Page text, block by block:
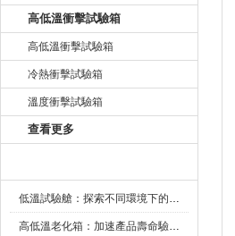
高低溫衝擊試驗箱
高低溫衝擊試驗箱
冷熱衝擊試驗箱
溫度衝擊試驗箱
查看更多
低溫試驗艙：探索不同環境下的科技邊界
高低溫老化箱：加速產品壽命驗證的可靠夥伴